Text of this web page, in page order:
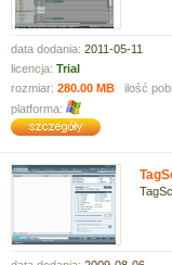
data dodania: 2011-05-11
licencja: Trial
rozmiar: 280.00 MB ilość
platforma: